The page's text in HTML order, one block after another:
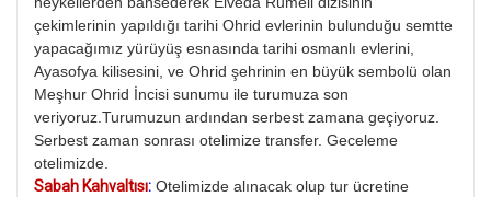
çekimlerinin yapıldığı tarihi Ohrid evlerinin bulunduğu semtte
yapacağımız yürüyüş esnasında tarihi osmanlı evlerini,
Ayasofya kilisesini, ve Ohrid şehrinin en büyük sembolü olan
Meşhur Ohrid İncisi sunumu ile turumuza son
veriyoruz.Turumuzun ardından serbest zamana geçiyoruz.
Serbest zaman sonrası otelimize transfer. Geceleme
otelimizde.
Sabah Kahvaltısı: Otelimizde alınacak olup tur ücretine